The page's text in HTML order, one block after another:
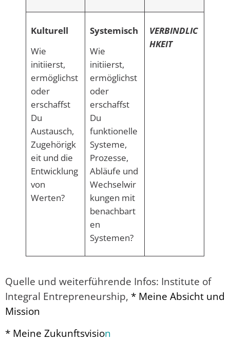
Kulturell
Wie
initiierst,
ermöglichst
oder
erschaffst
Du
Austausch,
Zugehörigk
eit und die
Entwicklung
von
Werten?
Systemisch
Wie
initiierst,
ermöglichst
oder
erschaffst
Du
funktionelle
Systeme,
Prozesse,
Abläufe und
Wechselwir
kungen mit
benachbart
en
Systemen?
VERBINDLIC
HKEIT
Quelle und weiterführende Infos: Institute of
Integral Entrepreneurship, * Meine Absicht und
Mission
* Meine Zukunftsvision